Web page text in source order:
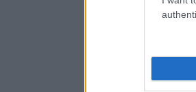
Το
τα οποία